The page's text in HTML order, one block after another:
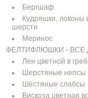
Бергшаф
Кудряшки, локоны
шерсти
Меринос
ФЕЛТИФЛЮШКИ - ВСЕ
Лен цветной в
Шерстяные непсы
Шестяные слабсы
Вискоза цветная